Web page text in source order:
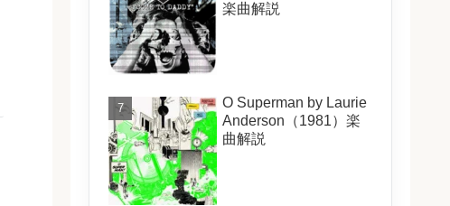
楽曲解説
O Superman by Laurie
Anderson（1981）楽
曲解説